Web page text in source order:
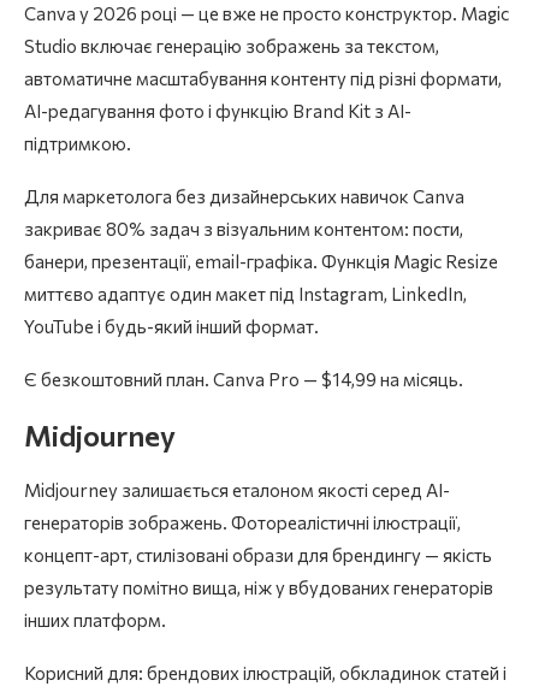
Canva у 2026 році — це вже не просто конструктор. Magic
Studio включає генерацію зображень за текстом,
автоматичне масштабування контенту під різні формати,
AI-редагування фото і функцію Brand Kit з AI-
підтримкою.
Для маркетолога без дизайнерських навичок Canva
закриває 80% задач з візуальним контентом: пости,
банери, презентації, email-графіка. Функція Magic Resize
миттєво адаптує один макет під Instagram, LinkedIn,
YouTube і будь-який інший формат.
Є безкоштовний план. Canva Pro — $14,99 на місяць.
Midjourney
Midjourney залишається еталоном якості серед AI-
генераторів зображень. Фотореалістичні ілюстрації,
концепт-арт, стилізовані образи для брендингу — якість
результату помітно вища, ніж у вбудованих генераторів
інших платформ.
Корисний для: брендових ілюстрацій, обкладинок статей і